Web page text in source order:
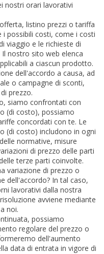
nostri orari lavorativi
listino prezzi o tariffa
i possibili costi, come i costi
viaggio e le richieste di
nostro sito web elenca
a ciascun prodotto.
dell'accordo a causa, ad
o campagne di sconti,
prezzo.
siamo confrontati con
(di costo), possiamo
concordati con te. Le
(di costo) includono in ogni
normative, misure
di prezzo delle parti
terze parti coinvolte.
variazione di prezzo o
dell'accordo? In tal caso,
lavorativi dalla nostra
avviene mediante
noi.
possiamo
regolare del prezzo o
dell'aumento
data di entrata in vigore di